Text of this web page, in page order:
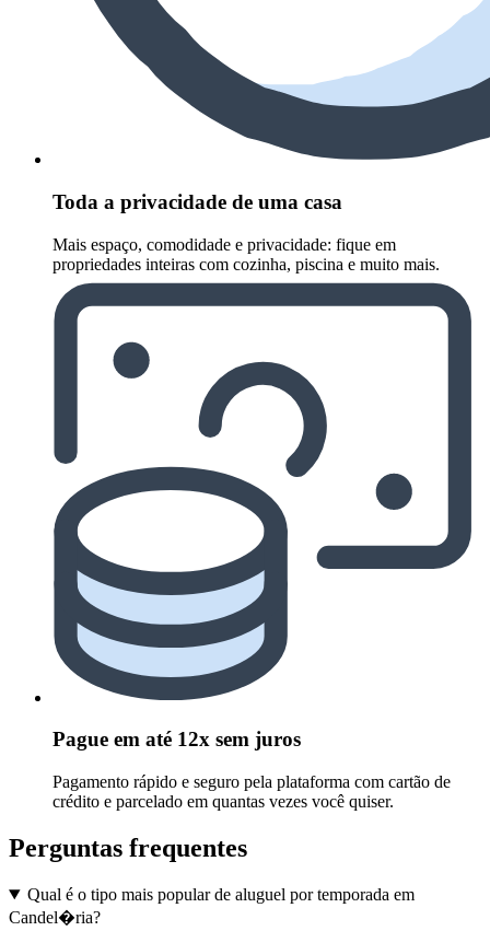
Toda a privacidade de uma casa
Mais espaço, comodidade e privacidade: fique em
propriedades inteiras com cozinha, piscina e muito mais.
Pague em até 12x sem juros
Pagamento rápido e seguro pela plataforma com cartão de
crédito e parcelado em quantas vezes você quiser.
Perguntas frequentes
Qual é o tipo mais popular de aluguel por temporada em
Candel�ria?